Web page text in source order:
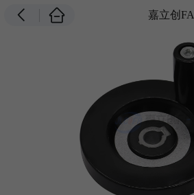
嘉立创FA